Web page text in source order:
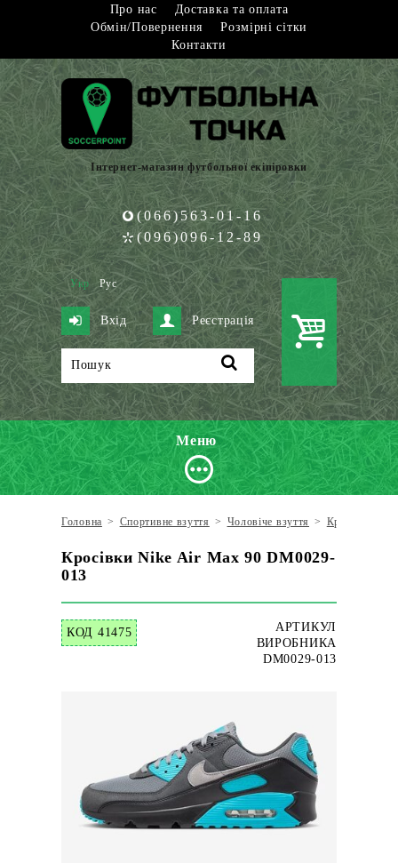
Про нас
Доставка та оплата
Обмін/Повернення
Розмірні сітки
Контакти
Інтернет-магазин футбольної екіпіровки
(066)563-01-16
(096)096-12-89
Укр Рус
Вхід Реєстрація
Меню
Головна > Спортивне взуття > Чоловіче взуття > Кросівки
Кросівки Nike Air Max 90 DM0029-
013
КОД 41475
АРТИКУЛ
ВИРОБНИКА
DM0029-013